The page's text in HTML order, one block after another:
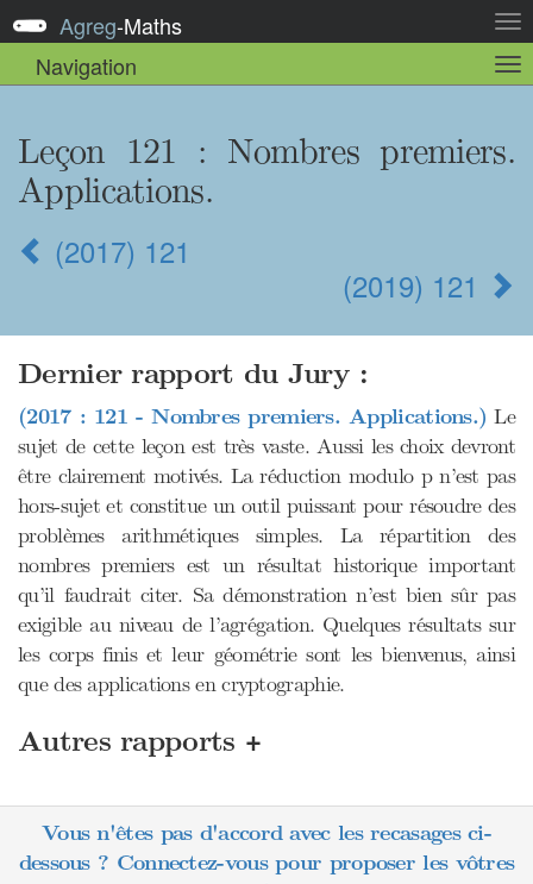
la
Agreg-Maths
Navigation
la
Leçon 121 : Nombres premiers.
Applications.
(2017) 121
(2019) 121
Dernier rapport du Jury :
(2017 : 121 - Nombres premiers. Applications.) Le
sujet de cette leçon est très vaste. Aussi les choix devront
être clairement motivés. La réduction modulo p n’est pas
hors-sujet et constitue un outil puissant pour résoudre des
problèmes arithmétiques simples. La répartition des
nombres premiers est un résultat historique important
qu’il faudrait citer. Sa démonstration n’est bien sûr pas
exigible au niveau de l’agrégation. Quelques résultats sur
les corps finis et leur géométrie sont les bienvenus, ainsi
que des applications en cryptographie.
Autres rapports +
Vous n'êtes pas d'accord avec les recasages ci-
dessous ? Connectez-vous pour proposer les vôtres